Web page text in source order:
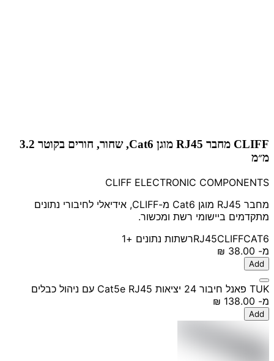
CLIFF מחבר RJ45 מוגן Cat6, שחור, חורים בקוטר 3.2
מ״מ
CLIFF ELECTRONIC COMPONENTS
מחבר RJ45 מוגן Cat6 מ-CLIFF, אידיאלי לחיבורי נתונים
מתקדמים ביישומי רשת ומכשור.
RJ45CLIFFCAT6 רשתות נתונים +1
מ-
Add
TUK פאנל חיבור 24 יציאות Cat5e RJ45 עם ניהול כבלים
מ-
Add